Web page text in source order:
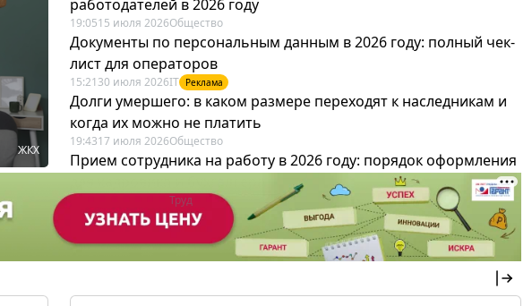
ЖКХ
работодателей в 2026 году
19:0515 июля 2026Общество
Документы по персональным данным в 2026 году: полный чек-
лист для операторов
15:21 30 июля 2026IT Реклама
Долги умершего: в каком размере переходят к наследникам и
когда их можно не платить
19:4317 июля 2026Общество
Прием сотрудника на работу в 2026 году: порядок оформления
12:28 Труд Реклама